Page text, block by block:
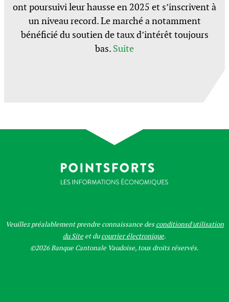
ont poursuivi leur hausse en 2025 et s’inscrivent à
un niveau record. Le marché a notamment
bénéficié du soutien de taux d’intérêt toujours
bas. Suite
Veuillez préalablement prendre connaissance desconditionsd'utilisation
du Site et ducourrier électronique.
©2026 Banque Cantonale Vaudoise, tous droits réservés.